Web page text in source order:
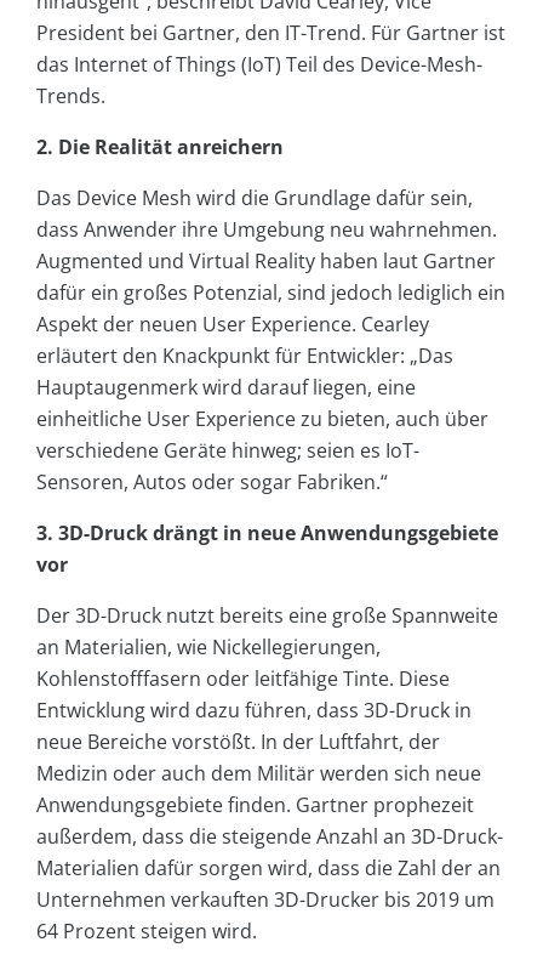
President bei Gartner, den IT-Trend. Für Gartner ist
das Internet of Things (IoT) Teil des Device-Mesh-
Trends.
2. Die Realität anreichern
Das Device Mesh wird die Grundlage dafür sein,
dass Anwender ihre Umgebung neu wahrnehmen.
Augmented und Virtual Reality haben laut Gartner
dafür ein großes Potenzial, sind jedoch lediglich ein
Aspekt der neuen User Experience. Cearley
erläutert den Knackpunkt für Entwickler: „Das
Hauptaugenmerk wird darauf liegen, eine
einheitliche User Experience zu bieten, auch über
verschiedene Geräte hinweg; seien es IoT-
Sensoren, Autos oder sogar Fabriken.“
3. 3D-Druck drängt in neue Anwendungsgebiete
vor
Der 3D-Druck nutzt bereits eine große Spannweite
an Materialien, wie Nickellegierungen,
Kohlenstofffasern oder leitfähige Tinte. Diese
Entwicklung wird dazu führen, dass 3D-Druck in
neue Bereiche vorstößt. In der Luftfahrt, der
Medizin oder auch dem Militär werden sich neue
Anwendungsgebiete finden. Gartner prophezeit
außerdem, dass die steigende Anzahl an 3D-Druck-
Materialien dafür sorgen wird, dass die Zahl der an
Unternehmen verkauften 3D-Drucker bis 2019 um
64 Prozent steigen wird.